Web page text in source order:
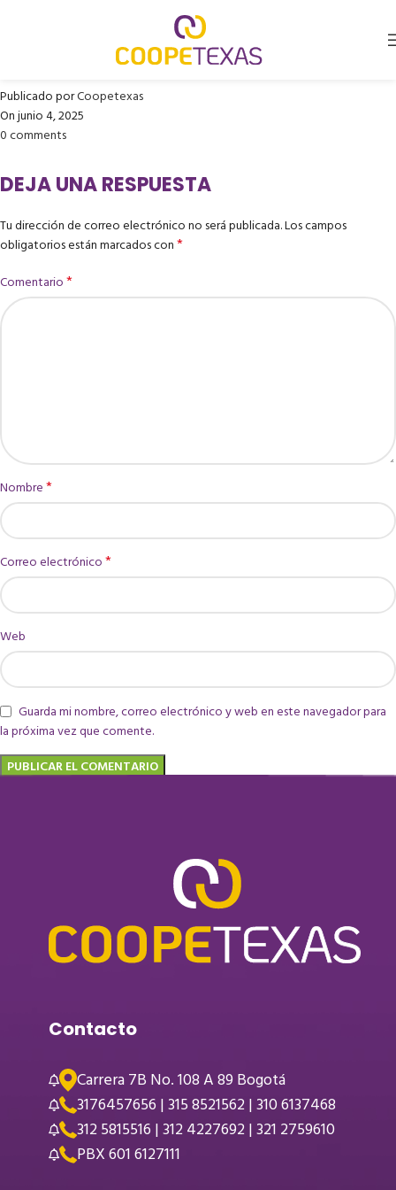
OPTICENTRO C.CIAL. CENTRO
Publicado porCoopetexas
On junio 4, 2025
0comments
DEJA UNA RESPUESTA
Tu dirección de correo electrónico no será publicada.Los campos
obligatorios están marcados con*
Comentario*
Nombre*
Correo electrónico*
Web
Guarda mi nombre, correo electrónico y web en este navegador para
la próxima vez que comente.
Contacto
Carrera 7B No. 108 A 89 Bogotá
3176457656 | 315 8521562 | 310 6137468
312 5815516 | 312 4227692 | 321 2759610
PBX 601 6127111